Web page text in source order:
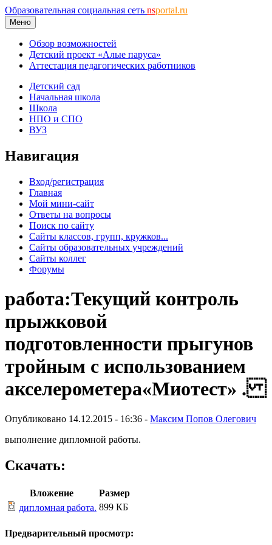
Образовательная социальная сеть nsportal.ru
Меню
Обзор возможностей
Детский проект «Алые паруса»
Аттестация педагогических работников
Детский сад
Начальная школа
Школа
НПО и СПО
ВУЗ
Навигация
Вход/регистрация
Главная
Мой мини-сайт
Ответы на вопросы
Поиск по сайту
Сайты классов, групп, кружков...
Сайты образовательных учреждений
Сайты коллег
Форумы
рaботa:Текущий контроль
прыжковой
подготовленности прыгунов
тройным с использованием
акселерометера«Миотест» .
Опубликовано 14.12.2015 - 16:36 - Максим Попов Олегович
выполнение дипломной работы.
Скачать:
Вложение
Размер
дипломная работа. 899 КБ
Предварительный просмотр: